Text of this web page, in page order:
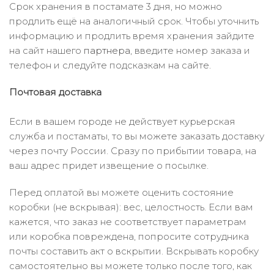
Срок хранения в постамате 3 дня, но можно
продлить ещё на аналогичный срок. Чтобы уточнить
информацию и продлить время хранения зайдите
на сайт нашего партнера, введите номер заказа и
телефон и следуйте подсказкам на сайте.
Почтовая доставка
Если в вашем городе не действует курьерская
служба и постаматы, то вы можете заказать доставку
через почту России. Сразу по прибытии товара, на
ваш адрес придет извещение о посылке.
Перед оплатой вы можете оценить состояние
коробки (не вскрывая): вес, целостность. Если вам
кажется, что заказ не соответствует параметрам
или коробка повреждена, попросите сотрудника
почты составить акт о вскрытии. Вскрывать коробку
самостоятельно вы можете только после того, как